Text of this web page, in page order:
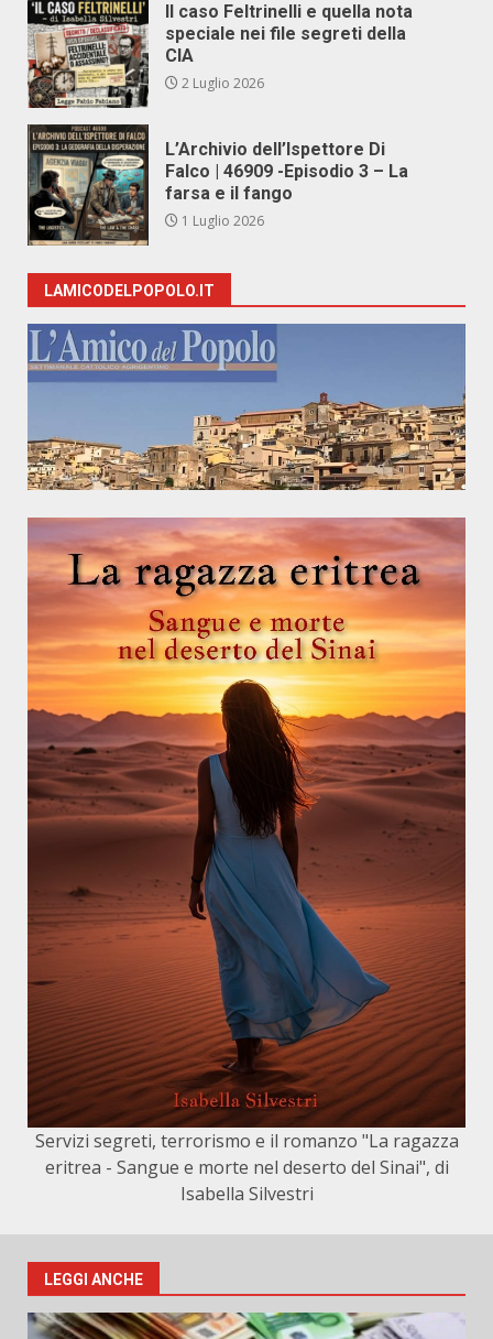
Il caso Feltrinelli e quella nota
speciale nei file segreti della
CIA
2 Luglio 2026
L’Archivio dell’Ispettore Di
Falco | 46909 -Episodio 3 – La
farsa e il fango
1 Luglio 2026
LAMICODELPOPOLO.IT
Servizi segreti, terrorismo e il romanzo "La ragazza
eritrea - Sangue e morte nel deserto del Sinai", di
Isabella Silvestri
LEGGI ANCHE